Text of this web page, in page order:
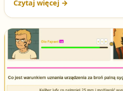
to podchwytliwe pytanie z testu